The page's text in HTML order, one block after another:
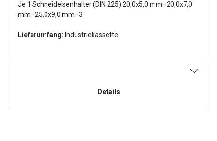
Je 1 Schneideisenhalter (DIN 225) 20,0x5,0 mm–20,0x7,0
mm–25,0x9,0 mm–3
Lieferumfang: Industriekassette.
Details